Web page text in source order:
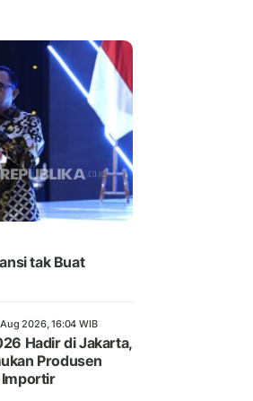
tak Buat
2026, 16:04 WIB
Hadir di Jakarta,
Produsen
Importir